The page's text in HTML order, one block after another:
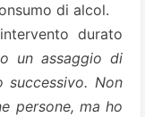
di alcol.
durato
un assaggio di
Non
persone, ma ho